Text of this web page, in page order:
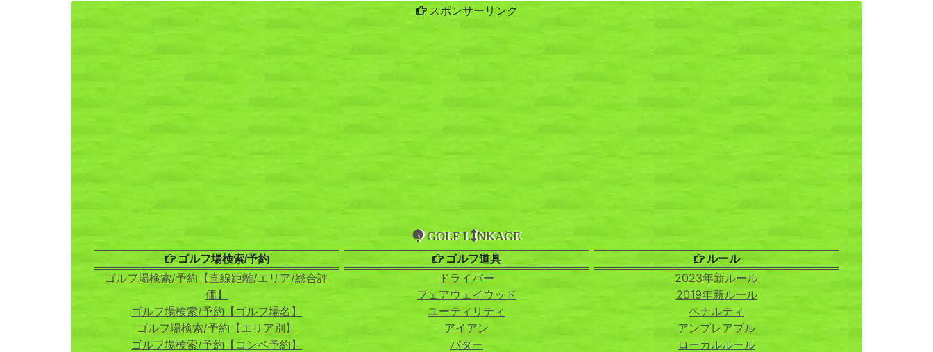
スポンサーリンク
GOLF L NKAGE
ゴルフ場検索/予約
ゴルフ場検索/予約【直線距離/エリア/総合評
価】
ゴルフ場検索/予約【ゴルフ場名】
ゴルフ場検索/予約【エリア別】
ゴルフ場検索/予約【コンペ予約】
ゴルフ道具
ドライバー
フェアウェイウッド
ユーティリティ
アイアン
パター
ルール
2023年新ルール
2019年新ルール
ペナルティ
アンプレアブル
ローカルルール